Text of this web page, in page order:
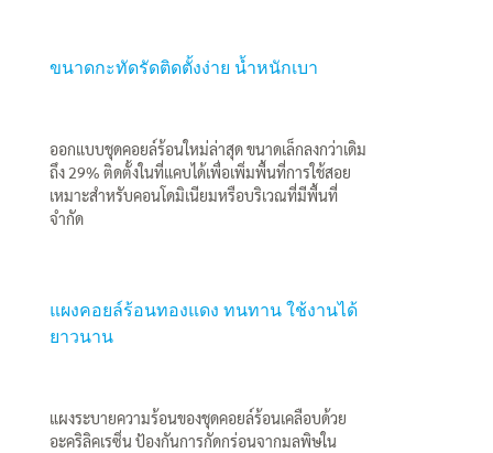
ขนาดกะทัดรัดติดตั้งง่าย น้ำหนักเบา
ออกแบบชุดคอยล์ร้อนใหม่ล่าสุด ขนาดเล็กลงกว่าเดิม
ถึง 29% ติดตั้งในที่แคบได้เพื่อเพิ่มพื้นที่การใช้สอย
เหมาะสำหรับคอนโดมิเนียมหรือบริเวณที่มีพื้นที่
จำกัด
แผงคอยล์ร้อนทองแดง ทนทาน ใช้งานได้
ยาวนาน
แผงระบายความร้อนของชุดคอยล์ร้อนเคลือบด้วย
อะคริลิคเรซิ่น ป้องกันการกัดกร่อนจากมลพิษใน